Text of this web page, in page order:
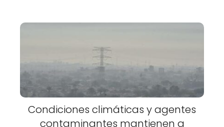
Condiciones climáticas y agentes
contaminantes mantienen a